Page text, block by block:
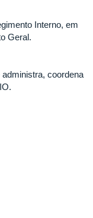
Interno, em
Geral.
coordena